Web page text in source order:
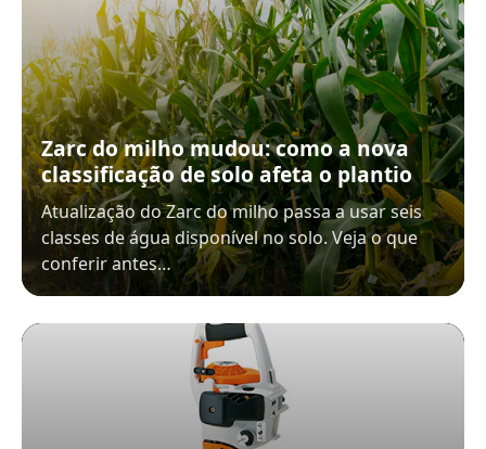
Zarc do milho mudou: como a nova
classificação de solo afeta o plantio
Atualização do Zarc do milho passa a usar seis
classes de água disponível no solo. Veja o que
conferir antes…